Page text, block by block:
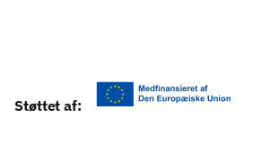
Støttet af:
CVR